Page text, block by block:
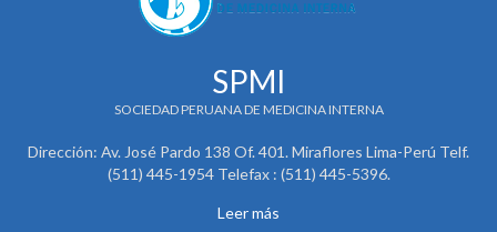
SPMI
SOCIEDAD PERUANA DE MEDICINA INTERNA
Dirección: Av. José Pardo 138 Of. 401. Miraflores Lima-Perú Telf.
(511) 445-1954 Telefax : (511) 445-5396.
Leer más